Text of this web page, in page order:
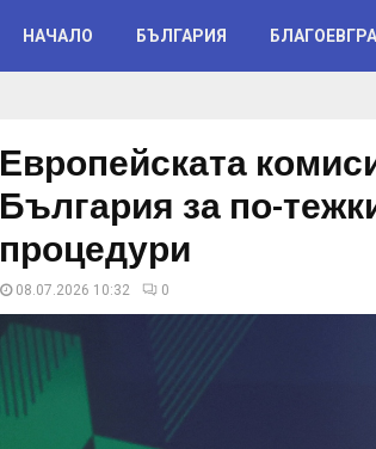
НАЧАЛО БЪЛГАРИЯ
Европейската
България за по-
процедури
08.07.2026 10:32 0